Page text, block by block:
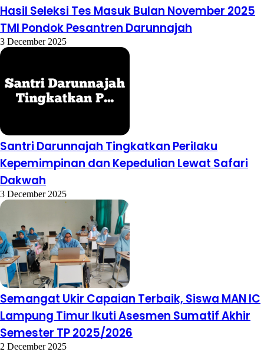
Hasil Seleksi Tes Masuk Bulan November 2025
TMI Pondok Pesantren Darunnajah
3 December 2025
Santri Darunnajah Tingkatkan Perilaku
Kepemimpinan dan Kepedulian Lewat Safari
Dakwah
3 December 2025
Semangat Ukir Capaian Terbaik, Siswa MAN IC
Lampung Timur Ikuti Asesmen Sumatif Akhir
Semester TP 2025/2026
2 December 2025